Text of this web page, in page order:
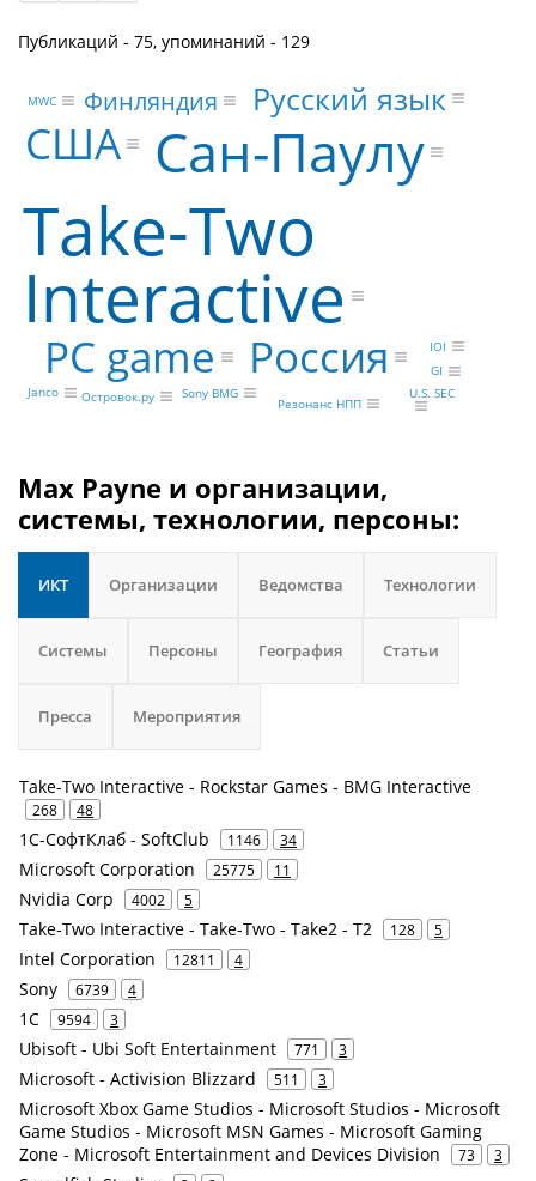
Публикаций - 75, упоминаний - 129
Take-Two
Interactive
Сан-Паулу
PC game Россия
США
Русский язык
Финляндия
Janco Островок.ру Sony BMG
Резонанс НПП
U.S. SEC
GI
MWC
IOI
Max Payne и организации,
системы, технологии, персоны:
ИКТ Организации Ведомства Технологии
Системы Персоны География Статьи
Пресса Мероприятия
Take-Two Interactive - Rockstar Games - BMG Interactive
268 48
1С-СофтКлаб - SoftClub 1146 34
Microsoft Corporation 25775 11
Nvidia Corp 4002 5
Take-Two Interactive - Take-Two - Take2 - T2 128 5
Intel Corporation 12811 4
Sony 6739 4
1С 9594 3
Ubisoft - Ubi Soft Entertainment 771 3
Microsoft - Activision Blizzard 511 3
Microsoft Xbox Game Studios - Microsoft Studios - Microsoft
Game Studios - Microsoft MSN Games - Microsoft Gaming
Zone - Microsoft Entertainment and Devices Division
73 3